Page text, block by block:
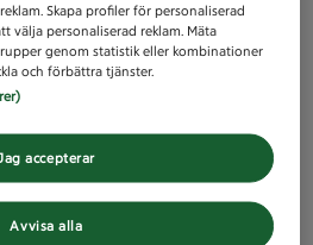
Skapa profiler för personaliserad
välja personaliserad reklam. Mäta
genom statistik eller kombinationer
och förbättra tjänster.
Avvisa alla
accepterar